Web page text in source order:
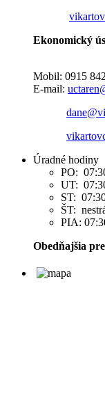
Ekonomický
Mobil: 0915
E-mail:
Úradné hodiny
PO:
UT:
ST:
ŠT:
PIA:
Obedňajšia